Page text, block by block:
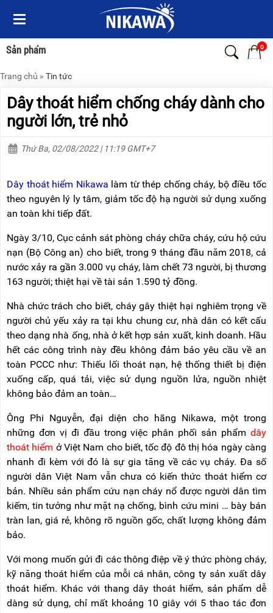
Sản phẩm 0
Menu
Sản
phẩm
TRANG
THANG
NHÔM
XE
BỘ
THOÁT
TỰ
ĐỘNG
XE
NÂNG
TIN
TỨC
BÁO
CHÍ
NÓI
NIKAWA
GIỚI
THIỆU
LÝ
BẢO
HÀNH
Menu
Sản
phẩm
TRANG
THANG
NHÔM
THANG
THANG
GIA
THANG
NHÔM
GẤP
(THANG
THANG
CÁCH
THANG
NHÔM
CHỮ
A
THANG
NHÔM
CÔNG
NGHIỆP
THANG
NHÔM
GIÀN
GIÁO
VÁN
THANG
TAY
XE
ĐẨY
HÀNG
Trang chủ » Tin tức
Dây thoát hiểm chống cháy dành cho
người lớn, trẻ nhỏ
Thứ Ba, 02/08/2022 | 11:19 GMT+7
Dây thoát hiểm Nikawa làm từ thép chống cháy, bộ điều tốc
theo nguyên lý ly tâm, giảm tốc độ hạ người sử dụng xuống
an toàn khi tiếp đất.
Ngày 3/10, Cục cảnh sát phòng cháy chữa cháy, cứu hộ cứu
nạn (Bộ Công an) cho biết, trong 9 tháng đầu năm 2018, cả
nước xảy ra gần 3.000 vụ cháy, làm chết 73 người, bị thương
163 người; thiệt hại về tài sản 1.590 tỷ đồng.
Nhà chức trách cho biết, cháy gây thiệt hại nghiêm trọng về
người chủ yếu xảy ra tại khu chung cư, nhà dân có kết cấu
theo dạng nhà ống, nhà ở kết hợp sản xuất, kinh doanh. Hầu
hết các công trình này đều không đảm bảo yêu cầu về an
toàn PCCC như: Thiếu lối thoát nạn, hệ thống thiết bị điện
xuống cấp, quá tải, việc sử dụng nguồn lửa, nguồn nhiệt
không bảo đảm an toàn…
Ông Phi Nguyễn, đại diện cho hãng Nikawa, một trong
những đơn vị đi đầu trong việc phân phối sản phẩm dây
thoát hiểm ở Việt Nam cho biết, tốc độ đô thị hóa ngày càng
nhanh đi kèm với đó là sự gia tăng về các vụ cháy. Đa số
người dân Việt Nam vẫn chưa có kiến thức thoát hiểm cơ
bản. Nhiều sản phẩm cứu nạn cháy nổ được người dân tìm
kiếm, tin tưởng như mặt nạ chống, bình cứu mini … bày bán
tràn lan, giá rẻ, không rõ nguồn gốc, chất lượng không đảm
bảo.
Với mong muốn gửi đi các thông điệp về ý thức phòng cháy,
kỹ năng thoát hiểm của mỗi cá nhân, công ty sản xuất dây
thoát hiểm. Khác với thang dây thoát hiểm, sản phẩm dễ
dàng sử dụng, chỉ mất khoảng 10 giây với 5 thao tác đơn